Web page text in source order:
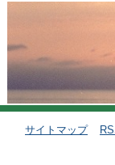
サイトマップ